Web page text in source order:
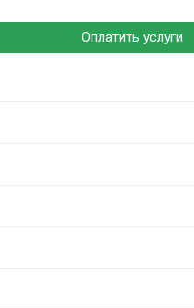
Оплатить услуги